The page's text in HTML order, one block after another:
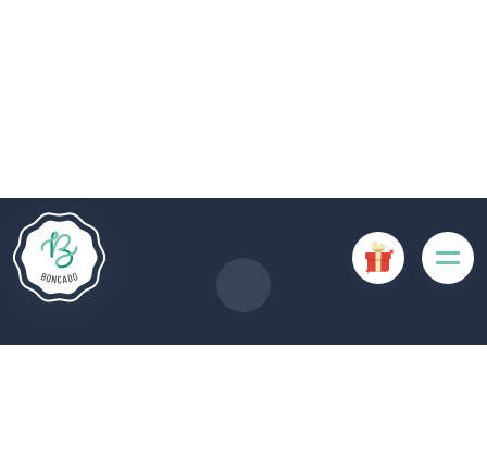
de goede werking van de website en als ze uitgeschakeld
zijn, zullen ze de gebruikerservaring negatief beïnvloeden of
ervoor zorgen dat sommige functies van de website
uitgeschakeld zijn. Andere cookies worden gebruikt voor
analyse- of marketingdoeleinden.
Cookies aanvaarden